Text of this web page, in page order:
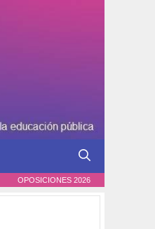
OPOSICIONES 2026